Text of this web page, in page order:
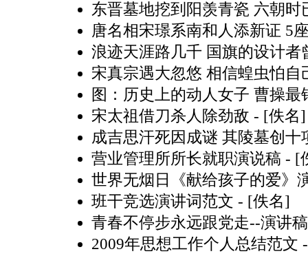
东晋墓地挖到阳羡青瓷 六朝时
唐名相宋璟系南和人添新证 5
浪迹天涯路几千 国旗的设计者
宋真宗遇大忽悠 相信蝗虫怕自
图：历史上的动人女子 曹操最
宋太祖借刀杀人除劲敌 - [佚名]
成吉思汗死因成谜 其陵墓创十
营业管理所所长就职演说稿 - [
世界无烟日《献给孩子的爱》
班干竞选演讲词范文 - [佚名]
青春不停步永远跟党走--演讲稿
2009年思想工作个人总结范文